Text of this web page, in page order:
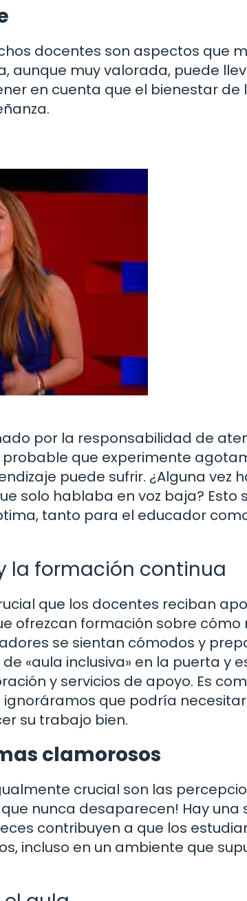
docentes son aspectos que
aunque muy valorada, puede
en cuenta que el bienestar de
por la responsabilidad de
que experimente
puede sufrir. ¿Alguna vez
solo hablaba en voz baja? Esto
tanto para el educador
la formación continua
que los docentes reciban
ofrezcan formación sobre
se sientan cómodos y
«aula inclusiva» en la puerta y
y servicios de apoyo. Es
que podría
su trabajo bien.
clamorosos
crucial son las
nunca desaparecen! Hay una
contribuyen a que los
incluso en un ambiente que